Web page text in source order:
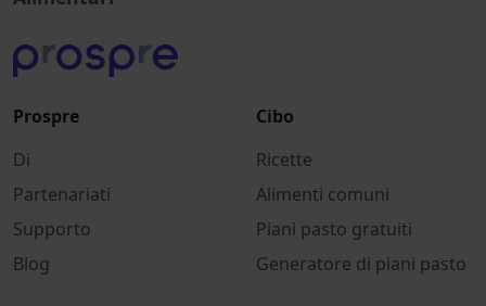
Prospre
Di
Partenariati
Supporto
Blog
Cibo
Ricette
Alimenti comuni
Piani pasto gratuiti
Generatore di piani pasto